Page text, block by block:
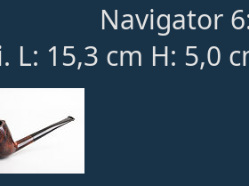
Navigator
L: 15,3 cm H: 5,0